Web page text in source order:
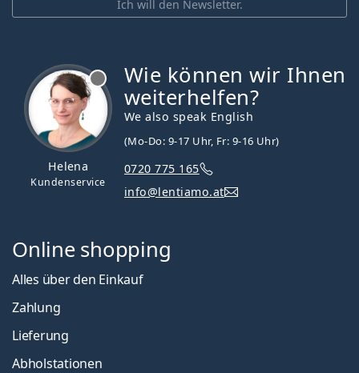
Ich will den Newsletter.
Helena
Kundenservice
Wie können wir Ihnen
weiterhelfen?
We also speak English
(Mo-Do: 9-17 Uhr, Fr: 9-16 Uhr)
0720 775 165
info@lentiamo.at
Online shopping
Alles über den Einkauf
Zahlung
Lieferung
Abholstationen